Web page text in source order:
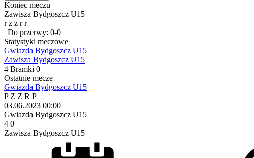
Koniec meczu
Zawisza Bydgoszcz U15
rz z rr
| Do przerwy: 0-0
Statystyki meczowe
Gwiazda Bydgoszcz U15
Zawisza Bydgoszcz U15
4 Bramki 0
Ostatnie mecze
Gwiazda Bydgoszcz U15
PZ Z R P
03.06.2023 00:00
Gwiazda Bydgoszcz U15
4 0
Zawisza Bydgoszcz U15